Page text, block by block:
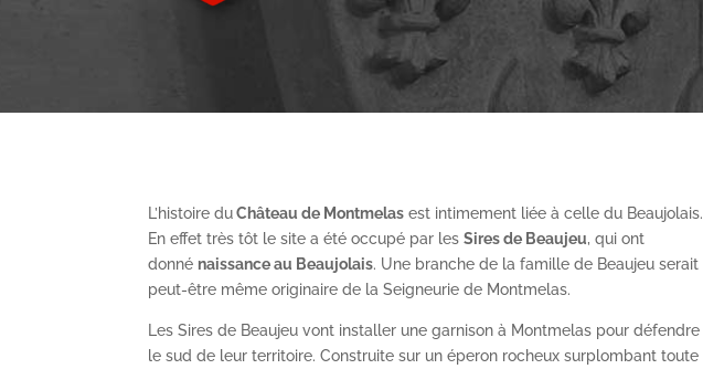
L’histoire duChâteau de Montmelas est intimement liée à celle du Beaujolais.
En effet très tôt le site a été occupé par lesSires de Beaujeu, qui ont
donné naissance au Beaujolais. Une branche de la famille de Beaujeu serait
peut-être même originaire de la Seigneurie de Montmelas.
Les Sires de Beaujeu vont installer une garnison à Montmelas pour défendre
le sud de leur territoire. Construite sur un éperon rocheux surplombant toute